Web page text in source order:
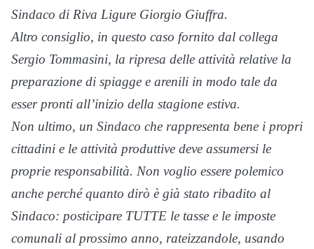
Sindaco di Riva Ligure Giorgio Giuffra.
Altro consiglio, in questo caso fornito dal collega
Sergio Tommasini, la ripresa delle attività relative la
preparazione di spiagge e arenili in modo tale da
esser pronti all’inizio della stagione estiva.
Non ultimo, un Sindaco che rappresenta bene i propri
cittadini e le attività produttive deve assumersi le
proprie responsabilità. Non voglio essere polemico
anche perché quanto dirò è già stato ribadito al
Sindaco: posticipare TUTTE le tasse e le imposte
comunali al prossimo anno, rateizzandole, usando